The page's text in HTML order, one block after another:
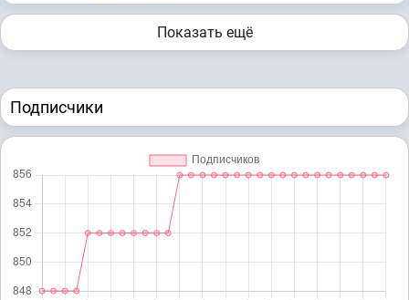
Показать ещё
Подписчики